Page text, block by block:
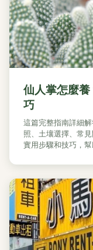
仙人掌怎麼
巧
這篇完整指南詳細
照、土壤選擇、常
實用步驟和技巧，